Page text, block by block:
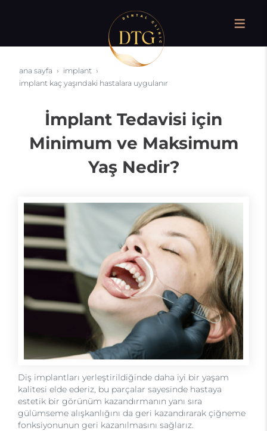
ana sayfa
i̇mplant
i̇mplant kaç yaşındaki hastalara uygulanır
İmplant Tedavisi için
Minimum ve Maksimum
Yaş Nedir?
Diş implantları yerleştirildiğinde daha iyi bir yaşam
kalitesi elde ederiz, bu parçalar sayesinde hastaya
estetik bir görünüm kazandırmanın yanı sıra
gülümseme alışkanlığını da geri kazandırarak çiğneme
fonksiyonunun geri kazanılmasını sağlarız.